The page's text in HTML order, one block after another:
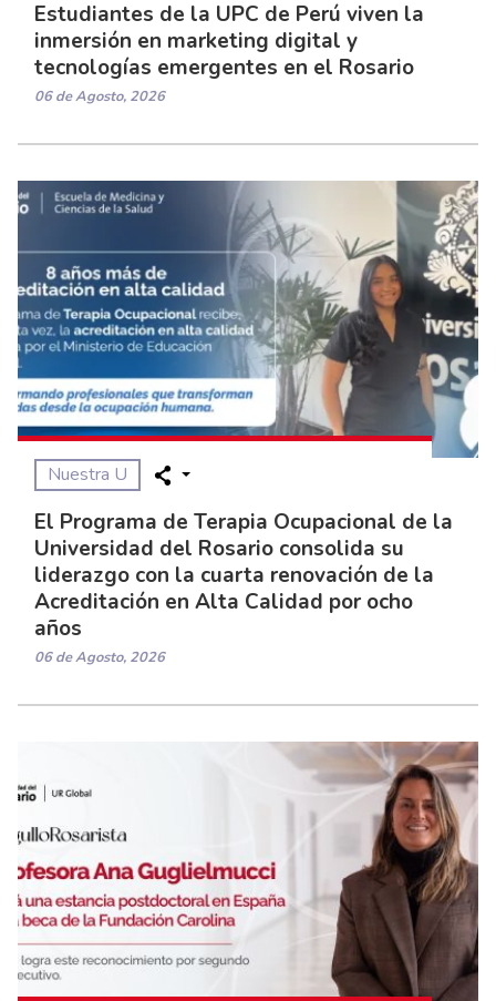
Estudiantes de la UPC de Perú viven la
inmersión en marketing digital y
tecnologías emergentes en el Rosario
06 de Agosto, 2026
Nuestra U
El Programa de Terapia Ocupacional de la
Universidad del Rosario consolida su
liderazgo con la cuarta renovación de la
Acreditación en Alta Calidad por ocho
años
06 de Agosto, 2026